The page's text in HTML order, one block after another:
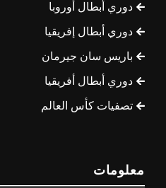
دوري أبطال أوروبا
دوري أبطال إفريقيا
باريس سان جيرمان
دوري أبطال أفريقيا
تصفيات كأس العالم
معلومات